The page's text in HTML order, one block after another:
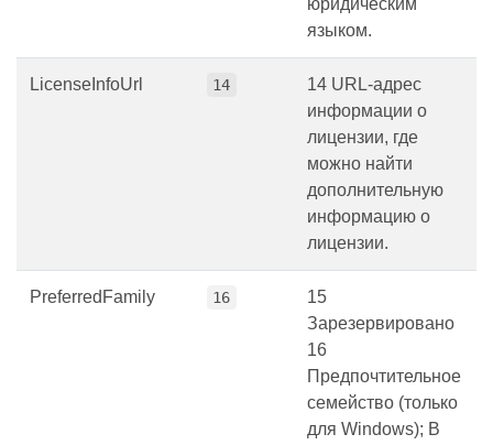
юридическим
языком.
LicenseInfoUrl 14
14 URL-адрес
информации о
лицензии, где
можно найти
дополнительную
информацию о
лицензии.
PreferredFamily 16
15
Зарезервировано
16
Предпочтительное
семейство (только
для Windows); В